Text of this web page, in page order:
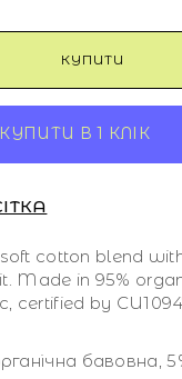
КУПИТИ
КУПИТИ В 1 КЛІК
cotton blend
Made in 95%
certified by
бавовна,